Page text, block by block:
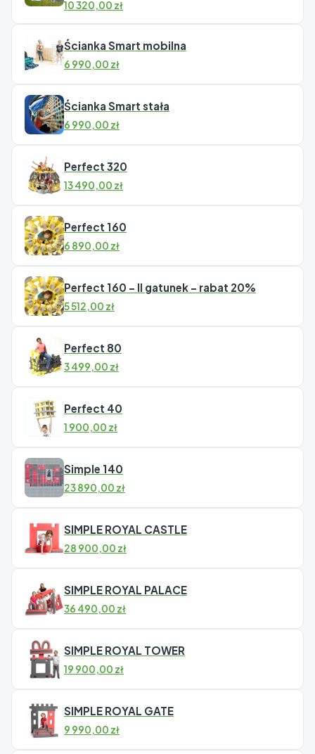
10 320,00 zł
Ścianka Smart mobilna
6 990,00 zł
Ścianka Smart stała
6 990,00 zł
Perfect 320
13 490,00 zł
Perfect 160
6 890,00 zł
Perfect 160 – II gatunek – rabat 20%
5 512,00 zł
Perfect 80
3 499,00 zł
Perfect 40
1 900,00 zł
Simple 140
23 890,00 zł
SIMPLE ROYAL CASTLE
28 900,00 zł
SIMPLE ROYAL PALACE
36 490,00 zł
SIMPLE ROYAL TOWER
19 900,00 zł
SIMPLE ROYAL GATE
9 990,00 zł